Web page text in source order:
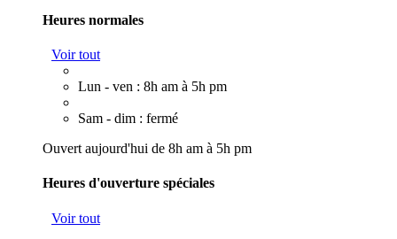
Heures normales
Voir tout
Lun - ven : 8h am à 5h pm
Sam - dim : fermé
Ouvert aujourd'hui de 8h am à 5h pm
Heures d'ouverture spéciales
Voir tout